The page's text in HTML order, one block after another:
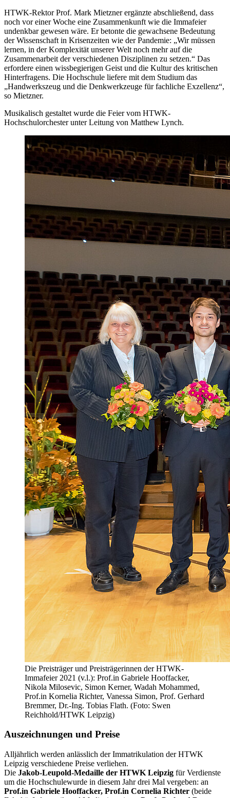
HTWK-Rektor Prof. Mark Mietzner ergänzte abschließend, dass
noch vor einer Woche eine Zusammenkunft wie die Immafeier
undenkbar gewesen wäre. Er betonte die gewachsene Bedeutung
der Wissenschaft in Krisenzeiten wie der Pandemie: „Wir müssen
lernen, in der Komplexität unserer Welt noch mehr auf die
Zusammenarbeit der verschiedenen Disziplinen zu setzen.“ Das
erfordere einen wissbegierigen Geist und die Kultur des kritischen
Hinterfragens. Die Hochschule liefere mit dem Studium das
„Handwerkszeug und die Denkwerkzeuge für fachliche Exzellenz“,
so Mietzner.
Musikalisch gestaltet wurde die Feier vom HTWK-
Hochschulorchester unter Leitung von Matthew Lynch.
Die Preisträger und Preisträgerinnen der HTWK-
Immafeier 2021 (v.l.): Prof.in Gabriele Hooffacker,
Nikola Milosevic, Simon Kerner, Wadah Mohammed,
Prof.in Kornelia Richter, Vanessa Simon, Prof. Gerhard
Bremmer, Dr.-Ing. Tobias Flath. (Foto: Swen
Reichhold/HTWK Leipzig)
Auszeichnungen und Preise
Alljährlich werden anlässlich der Immatrikulation der HTWK
Leipzig verschiedene Preise verliehen.
Die Jakob-Leupold-Medaille der HTWK Leipzig für Verdienste
um die Hochschulewurde in diesem Jahr drei Mal vergeben: an
Prof.in Gabriele Hooffacker, Prof.in Cornelia Richter (beide